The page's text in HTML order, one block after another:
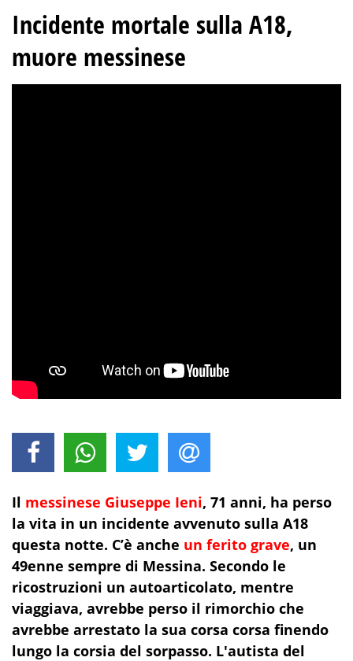
Incidente mortale sulla A18,
muore messinese
Il messinese Giuseppe Ieni, 71 anni, ha perso
la vita in un incidente avvenuto sulla A18
questa notte. C’è anche un ferito grave, un
49enne sempre di Messina. Secondo le
ricostruzioni un autoarticolato, mentre
viaggiava, avrebbe perso il rimorchio che
avrebbe arrestato la sua corsa corsa finendo
lungo la corsia del sorpasso. L'autista del